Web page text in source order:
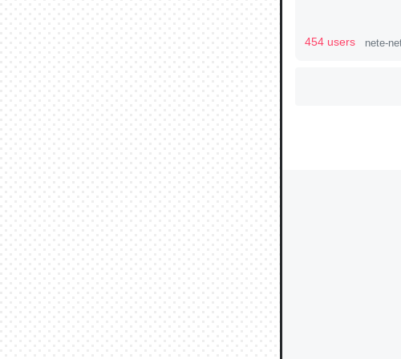
ウチもEchoを
ちょうど同じ
を実質100倍以
454 users nete-